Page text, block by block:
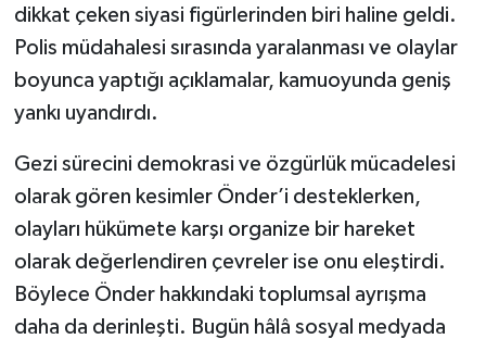
dikkat çeken siyasi figürlerinden biri haline geldi.
Polis müdahalesi sırasında yaralanması ve olaylar
boyunca yaptığı açıklamalar, kamuoyunda geniş
yankı uyandırdı.
Gezi sürecini demokrasi ve özgürlük mücadelesi
olarak gören kesimler Önder’i desteklerken,
olayları hükümete karşı organize bir hareket
olarak değerlendiren çevreler ise onu eleştirdi.
Böylece Önder hakkındaki toplumsal ayrışma
daha da derinleşti. Bugün hâlâ sosyal medyada